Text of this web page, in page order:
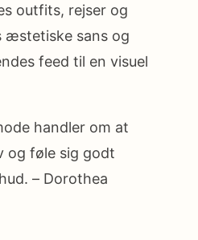
outfits, rejser og
æstetiske sans og
feed til en visuel
handler om at
og føle sig godt
– Dorothea